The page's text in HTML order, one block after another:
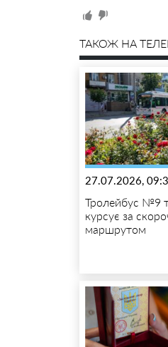
ТАКОЖ НА
27.07.2026,
Тролейбус №9
курсує за
маршрутом